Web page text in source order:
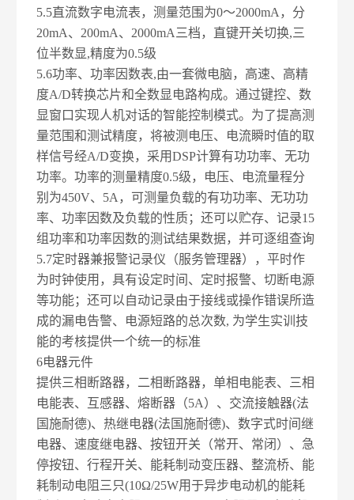
5.5直流数字电流表，测量范围为0～2000mA，分
20mA、200mA、2000mA三档，直键开关切换,三
位半数显,精度为0.5级
5.6功率、功率因数表,由一套微电脑，高速、高精
度A/D转换芯片和全数显电路构成。通过键控、数
显窗口实现人机对话的智能控制模式。为了提高测
量范围和测试精度，将被测电压、电流瞬时值的取
样信号经A/D变换，采用DSP计算有功功率、无功
功率。功率的测量精度0.5级，电压、电流量程分
别为450V、5A，可测量负载的有功功率、无功功
率、功率因数及负载的性质；还可以贮存、记录15
组功率和功率因数的测试结果数据，并可逐组查询
5.7定时器兼报警记录仪（服务管理器），平时作
为时钟使用，具有设定时间、定时报警、切断电源
等功能；还可以自动记录由于接线或操作错误所造
成的漏电告警、电源短路的总次数, 为学生实训技
能的考核提供一个统一的标准
6电器元件
提供三相断路器，二相断路器，单相电能表、三相
电能表、互感器、熔断器（5A）、交流接触器(法
国施耐德)、热继电器(法国施耐德)、数字式时间继
电器、速度继电器、按钮开关（常开、常闭）、急
停按钮、行程开关、能耗制动变压器、整流桥、能
耗制动电阻三只(10Ω/25W用于异步电动机的能耗